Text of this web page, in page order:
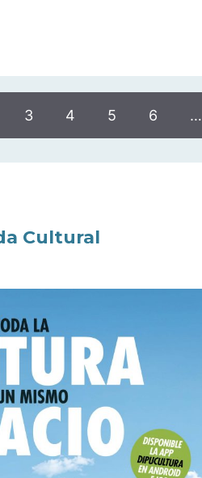
3 4 5 6 …
Cultural